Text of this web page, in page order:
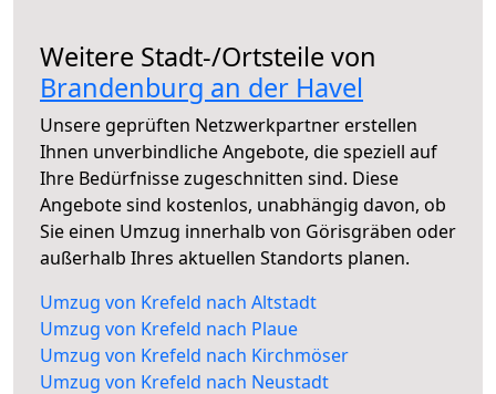
Weitere Stadt-/Ortsteile von
Brandenburg an der Havel
Unsere geprüften Netzwerkpartner erstellen
Ihnen unverbindliche Angebote, die speziell auf
Ihre Bedürfnisse zugeschnitten sind. Diese
Angebote sind kostenlos, unabhängig davon, ob
Sie einen Umzug innerhalb von Görisgräben oder
außerhalb Ihres aktuellen Standorts planen.
Umzug von Krefeld nach Altstadt
Umzug von Krefeld nach Plaue
Umzug von Krefeld nach Kirchmöser
Umzug von Krefeld nach Neustadt